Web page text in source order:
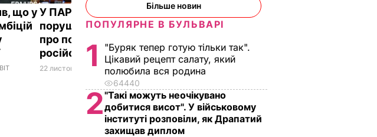
що уУ ПАРЄ можуть
порушити питання
про повернення
російської делегації
22 листопада, 17.38СВІТ
Суд у Якутії як
покарання заборонив
підприємцям пити
алкоголь
Більше новин
ПОПУЛЯРНЕ В БУЛЬВАРІ
1
"Буряк тепер готую тільки так".
Цікавий рецепт салату, який
полюбила вся родина
64440
2"Такі можуть неочікувано
добитися висот". У військовому
інституті розповіли, як Драпатий
захищав диплом